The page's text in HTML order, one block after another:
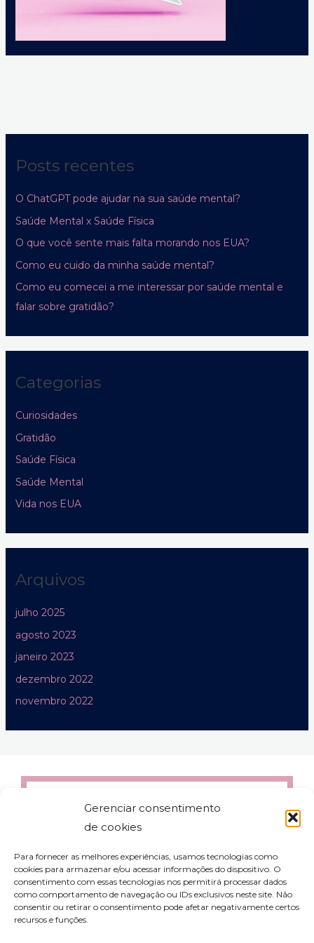
Gerenciar consentimento
de cookies
Para fornecer as melhores experiências, usamos tecnologias como
cookies para armazenar e/ou acessar informações do dispositivo. O
consentimento com essas tecnologias nos permitirá processar dados
como comportamento de navegação ou IDs exclusivos neste site. Não
consentir ou retirar o consentimento pode afetar negativamente certos
recursos e funções.
Posts recentes
O ChatGPT pode ajudar na sua saúde mental?
Saúde Mental x Saúde Física
O que você sente mais falta morando nos EUA?
Como eu cuido da minha saúde mental?
Como eu comecei a me interessar por saúde mental e
falar sobre gratidão?
Categorias
Curiosidades
Gratidão
Saúde Física
Saúde Mental
Vida nos EUA
Arquivos
julho 2025
agosto 2023
janeiro 2023
dezembro 2022
novembro 2022